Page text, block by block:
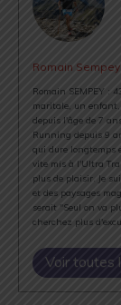
Romain Sempey
Romain SEMPEY :
maritale, un enfant,
depuis l'âge de 7
Running depuis 9
qui dure longtemps
vite mis à l'Ultra
plus de plaisir. Je
et des paysages
serait "Seul on va
cherchez plus
Voir toutes